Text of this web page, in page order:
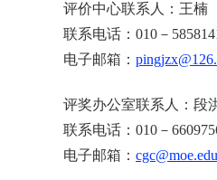
评价中心联系人：王楠
联系电话：010－
电子邮箱：
评奖办公室联系人：段
联系电话：010－
电子邮箱：